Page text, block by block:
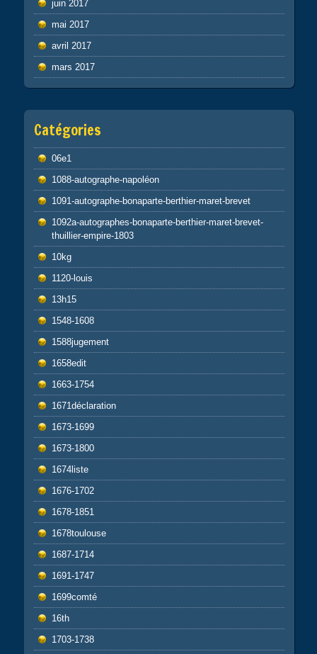
juin 2017
mai 2017
avril 2017
mars 2017
Catégories
06e1
1088-autographe-napoléon
1091-autographe-bonaparte-berthier-maret-brevet
1092a-autographes-bonaparte-berthier-maret-brevet-
thuillier-empire-1803
10kg
1120-louis
13h15
1548-1608
1588jugement
1658edit
1663-1754
1671déclaration
1673-1699
1673-1800
1674liste
1676-1702
1678-1851
1678toulouse
1687-1714
1691-1747
1699comté
16th
1703-1738